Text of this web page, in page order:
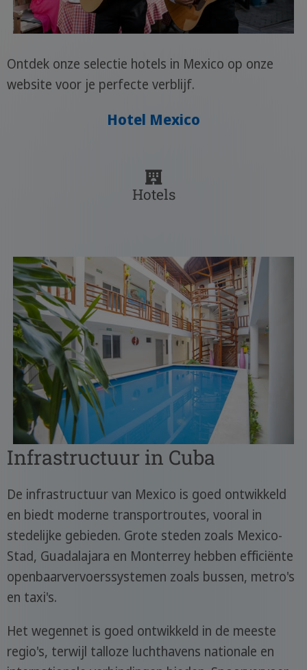
Ontdek onze selectie hotels in Mexico op onze
website voor je perfecte verblijf.
Hotel Mexico
Hotels
Infrastructuur in Cuba
De infrastructuur van Mexico is goed ontwikkeld
en biedt moderne transportroutes, vooral in
stedelijke gebieden. Grote steden zoals Mexico-
Stad, Guadalajara en Monterrey hebben efficiënte
openbaarvervoerssystemen zoals bussen, metro's
en taxi's.
Het wegennet is goed ontwikkeld in de meeste
regio's, terwijl talloze luchthavens nationale en